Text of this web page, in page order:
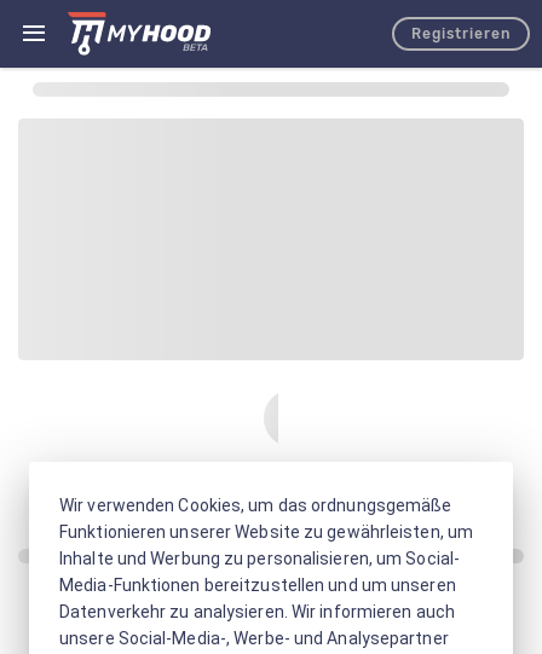
Registrieren
Wir verwenden Cookies, um das ordnungsgemäße
Funktionieren unserer Website zu gewährleisten, um
Inhalte und Werbung zu personalisieren, um Social-
Media-Funktionen bereitzustellen und um unseren
Datenverkehr zu analysieren. Wir informieren auch
unsere Social-Media-, Werbe- und Analysepartner